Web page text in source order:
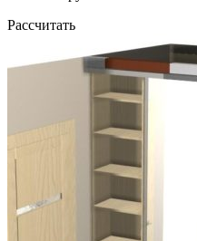
Рассчитать